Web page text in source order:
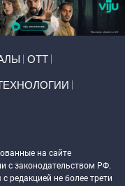
ОТТ
на сайте
с законодательством РФ.
редакцией не более трети